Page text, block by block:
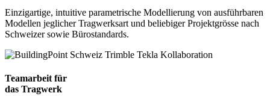
Einzigartige, intuitive parametrische Modellierung von ausführbaren
Modellen jeglicher Tragwerksart und beliebiger Projektgrösse nach
Schweizer sowie Bürostandards.
Teamarbeit für
das Tragwerk